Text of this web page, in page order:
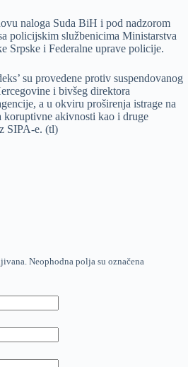
naloga Suda BiH i pod nadzorom
policijskim službenicima Ministarstva
Srpske i Federalne uprave policije.
su provedene protiv suspendovanog
i bivšeg direktora
a u okviru proširenja istrage na
koruptivne akivnosti kao i druge
SIPA-e. (tl)
Neophodna polja su označena